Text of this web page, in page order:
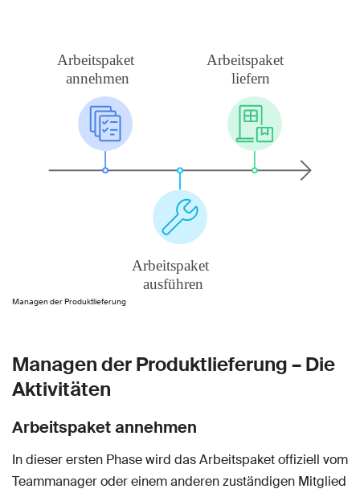
Managen der Produktlieferung
Managen der Produktlieferung – Die
Aktivitäten
Arbeitspaket annehmen
In dieser ersten Phase wird das Arbeitspaket offiziell vom
Teammanager oder einem anderen zuständigen Mitglied